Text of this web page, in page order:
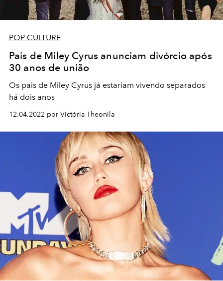
POP CULTURE
Pais de Miley Cyrus anunciam divórcio após
30 anos de união
Os pais de Miley Cyrus já estariam vivendo separados
há dois anos
12.04.2022 por Victória Theonila